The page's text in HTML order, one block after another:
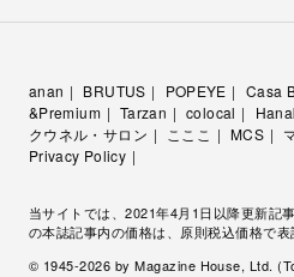
anan BRUTUS POPEYE Casa
&Premium
Tarzan colocal
クウネル・サロン
こここ MCS
Privacy Policy
当サイトでは、2021年4月1日以降更新記
の本誌記事内の価格は、原則税込価格で表
© 1945-2026 by Magazine House, Ltd.